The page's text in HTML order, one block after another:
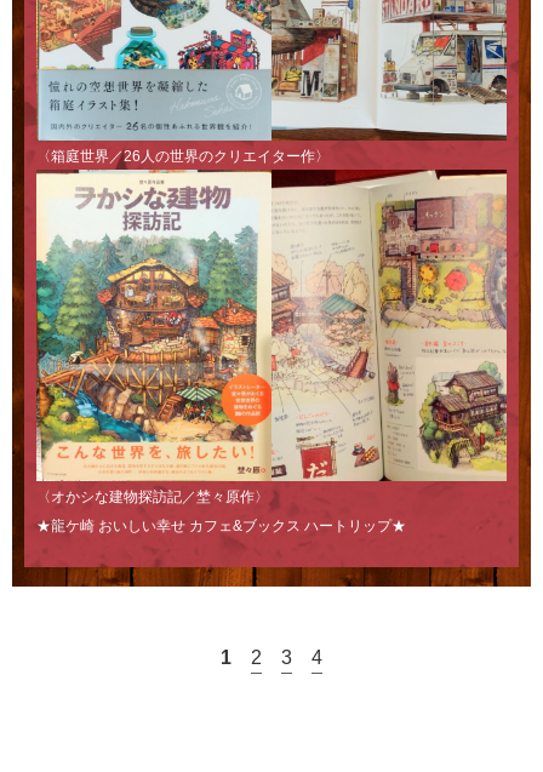
〈箱庭世界／26人の世界のクリエイター作〉
〈オかシな建物探訪記／埜々原作〉
★龍ケ崎 おいしい幸せ カフェ&ブックス ハートリップ★
1 2 3 4